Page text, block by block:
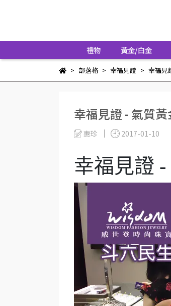
禮物 黃金/白金
部落格 幸福見證 幸福見
幸福見證 - 氣質
惠珍 2017-01-10
幸福見證